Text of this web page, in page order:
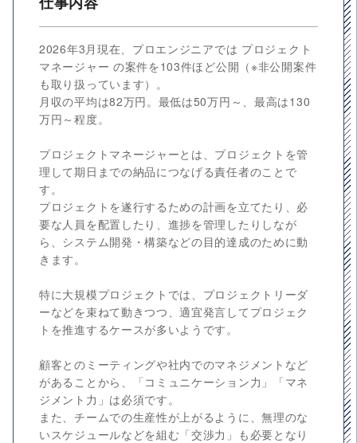
2026年3月現在、プロエンジニアでは プロジェクト
マネージャー の案件を103件ほど公開（※非公開案件
も取り扱っています）。
月収の平均は82万円。最低は50万円～、最高は130
万円～程度。
プロジェクトマネージャーとは、プロジェクトを管
理して期日までの納品につなげる責任者のことで
す。
プロジェクトを遂行するための計画を立てたり、必
要な人員を配置したり、進捗を管理したりしなが
ら、システム開発・構築などの目的達成のために動
きます。
特に大規模プロジェクトでは、プロジェクトリーダ
ーなどを束ねて動きつつ、適宜発言してプロジェク
トを推進するケースが多いようです。
顧客とのミーティングや社内でのマネジメントなど
があることから、「コミュニケーション力」「マネ
ジメント力」は必須です。
また、チームでの生産性が上がるように、無理のな
いスケジュールなどを組む「交渉力」も必要となり